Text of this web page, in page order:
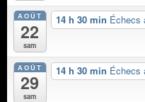
AOÛT
22
sam
14 h 30 min Échecs
AOÛT
29
sam
14 h 30 min Échecs